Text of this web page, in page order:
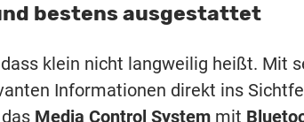
bestens ausgestattet
klein nicht langweilig heißt. Mit
Informationen direkt ins
Media Control System mit